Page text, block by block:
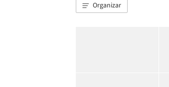
Organizar